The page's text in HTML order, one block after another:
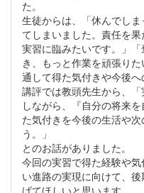
た。
生徒からは、「休んでし
てしまいました。責任を
実習に臨みたいです。」
き、もっと作業を頑張り
通して得た気付きや今後へ
講評では教頭先生から、
しながら、『自分の将来
た気付きを今後の生活や
う。」
とのお話がありました。
今回の実習で得た経験や
い進路の実現に向けて、
げてほしいと思います。